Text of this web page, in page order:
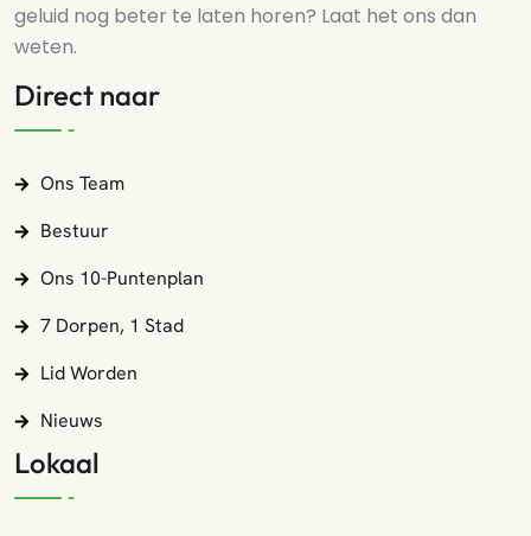
geluid nog beter te laten horen? Laat het ons dan
weten.
Direct naar
Ons Team
Bestuur
Ons 10-Puntenplan
7 Dorpen, 1 Stad
Lid Worden
Nieuws
Lokaal